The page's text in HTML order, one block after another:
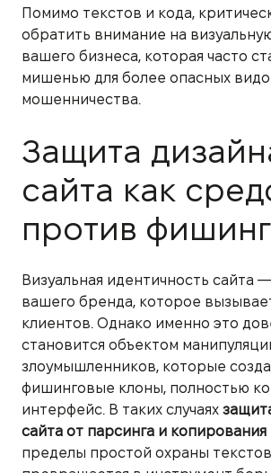
Помимо текстов и кода,
обратить внимание на
вашего бизнеса, которая часто
мишенью для более опасных
мошенничества.
Защита
сайта как
против
Визуальная идентичность сайта
вашего бренда, которое
клиентов. Однако именно это
становится объектом
злоумышленников, которые
фишинговые клоны, полностью
интерфейс. В таких случаях
сайта от парсинга и копирования
пределы простой охраны